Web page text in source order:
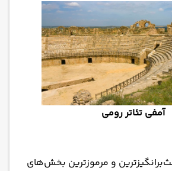
آمفی تئاتر رومی
و مرموزترین بخش‌های